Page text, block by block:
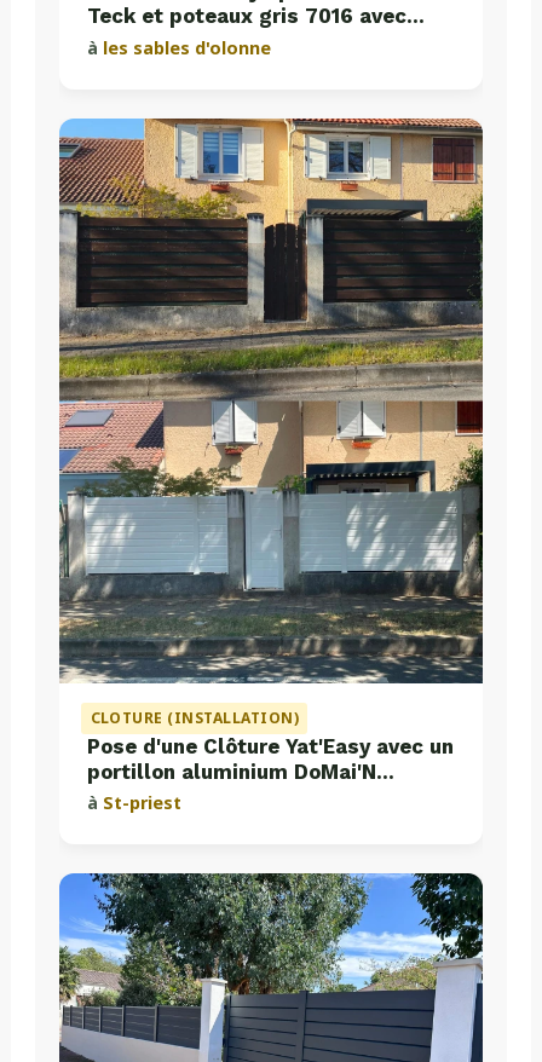
Teck et poteaux gris 7016 avec
plaques de soubassement béton
à les sables d'olonne
CLOTURE (INSTALLATION)
Pose d'une Clôture Yat'Easy avec un
portillon aluminium DoMai'N
Colmont
à St-priest